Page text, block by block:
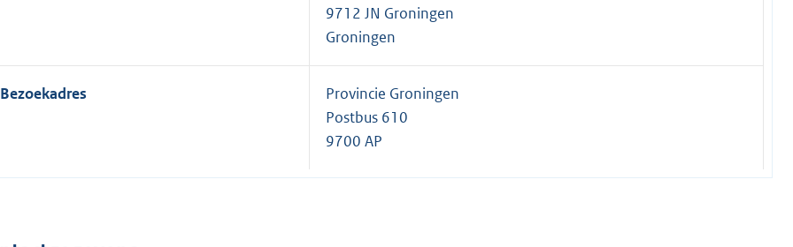
9712 JN Groningen
Groningen
Bezoekadres
Provincie Groningen
Postbus 610
9700 AP